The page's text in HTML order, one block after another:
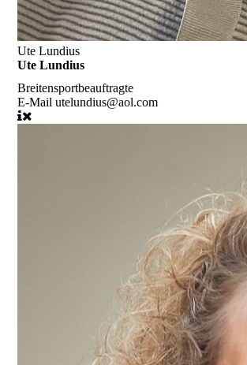
Ute Lundius
Ute Lundius
Breitensportbeauftragte
E-Mailutelundius@aol.com